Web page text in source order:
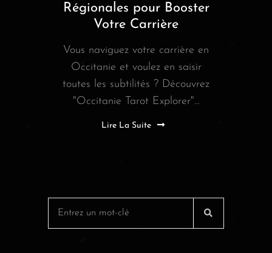
Régionales pour Booster
Votre Carrière
Vous naviguez votre carrière en
Occitanie et voulez en saisir
toutes les subtilités ? Découvrez
"Occitanie Tarot Explorer"...
Lire La Suite